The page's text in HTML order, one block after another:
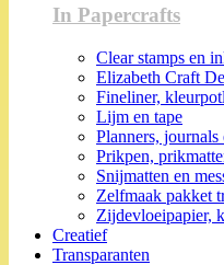
In Papercrafts
Clear stamps en
Elizabeth Craft
Fineliner,
Lijm en tape
Planners,
Prikpen,
Snijmatten en
Zelfmaak pakket
Zijdevloeipapier,
Creatief
Transparanten